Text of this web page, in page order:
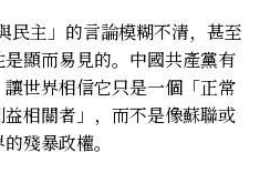
民主」的言論模糊不清，甚至
顯而易見的。中國共產黨有
世界相信它只是一個「正常
相關者」，而不是像蘇聯或
殘暴政權。